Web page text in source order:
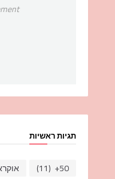
תגיות ראשיות
50+
(11)